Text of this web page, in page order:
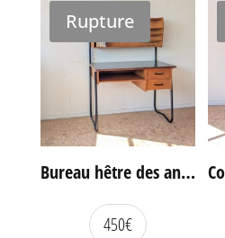
Rupture
Bureau hêtre des années 60
450€